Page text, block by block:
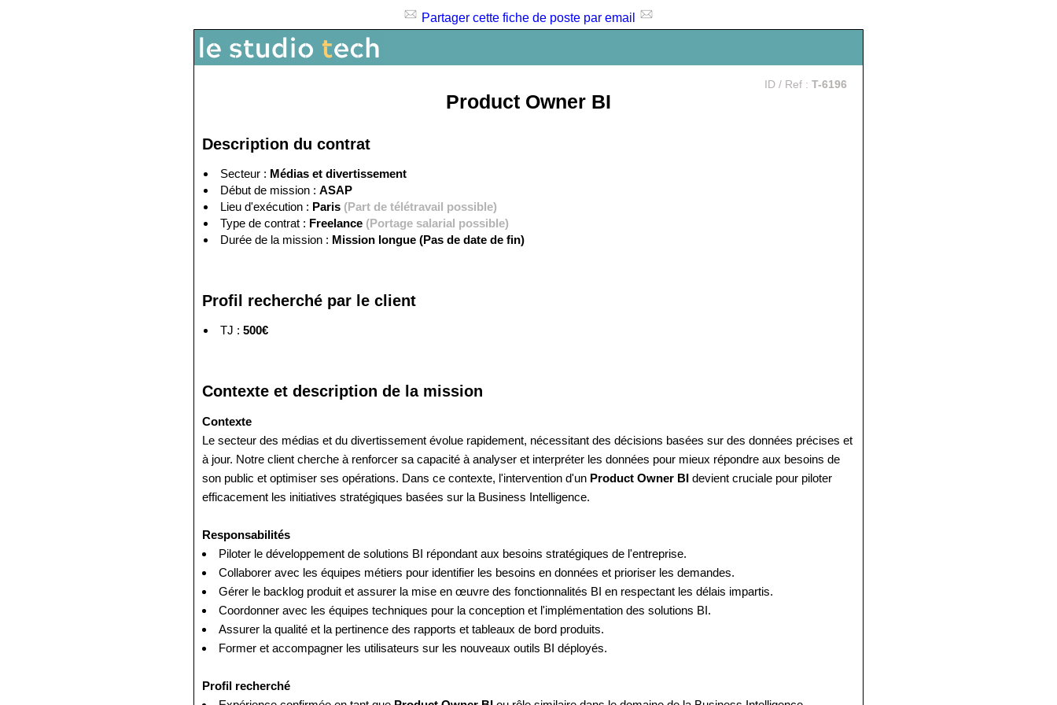
Partager cette fiche de poste par email
ID / Ref : T-6196
Product Owner BI
Description du contrat
Secteur : Médias et divertissement
Début de mission : ASAP
Lieu d'exécution : Paris (Part de télétravail possible)
Type de contrat : Freelance (Portage salarial possible)
Durée de la mission : Mission longue (Pas de date de fin)
Profil recherché par le client
TJ : 500€
Contexte et description de la mission
Contexte
Le secteur des médias et du divertissement évolue rapidement, nécessitant des décisions basées sur des données précises et
à jour. Notre client cherche à renforcer sa capacité à analyser et interpréter les données pour mieux répondre aux besoins de
son public et optimiser ses opérations. Dans ce contexte, l'intervention d'un Product Owner BI devient cruciale pour piloter
efficacement les initiatives stratégiques basées sur la Business Intelligence.
Responsabilités
Piloter le développement de solutions BI répondant aux besoins stratégiques de l'entreprise.
Collaborer avec les équipes métiers pour identifier les besoins en données et prioriser les demandes.
Gérer le backlog produit et assurer la mise en œuvre des fonctionnalités BI en respectant les délais impartis.
Coordonner avec les équipes techniques pour la conception et l'implémentation des solutions BI.
Assurer la qualité et la pertinence des rapports et tableaux de bord produits.
Former et accompagner les utilisateurs sur les nouveaux outils BI déployés.
Profil recherché